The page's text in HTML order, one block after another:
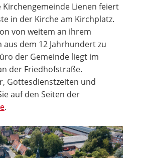
Kirchengemeinde Lienen feiert
in der Kirche am Kirchplatz.
von weitem an ihrem
dem 12 Jahrhundert zu
der Gemeinde liegt im
der Friedhofstraße.
Gottesdienstzeiten und
auf den Seiten der
.